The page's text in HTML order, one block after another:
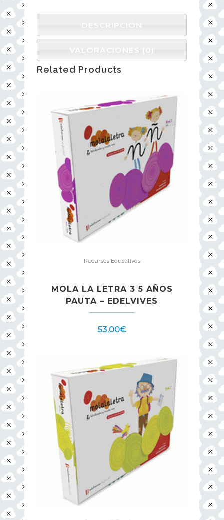
DESCRIPCIÓN
VALORACIONES (0)
Related Products
Recursos Educativos
MOLA LA LETRA 3 5 AÑOS
PAUTA – EDELVIVES
53,00€